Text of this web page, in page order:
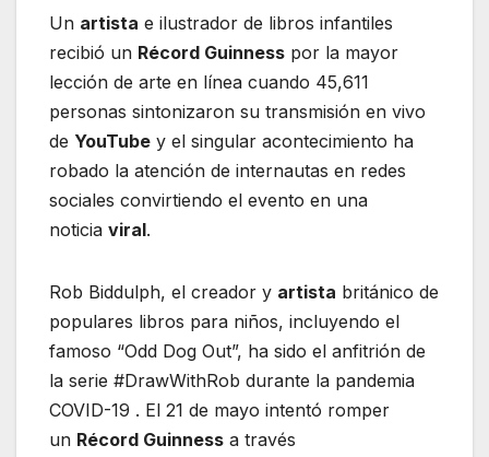
Un artista e ilustrador de libros infantiles
recibió un Récord Guinness por la mayor
lección de arte en línea cuando 45,611
personas sintonizaron su transmisión en vivo
de YouTube y el singular acontecimiento ha
robado la atención de internautas en redes
sociales convirtiendo el evento en una
noticia viral.
Rob Biddulph, el creador y artista británico de
populares libros para niños, incluyendo el
famoso “Odd Dog Out”, ha sido el anfitrión de
la serie #DrawWithRob durante la pandemia
COVID-19 . El 21 de mayo intentó romper
un Récord Guinness a través